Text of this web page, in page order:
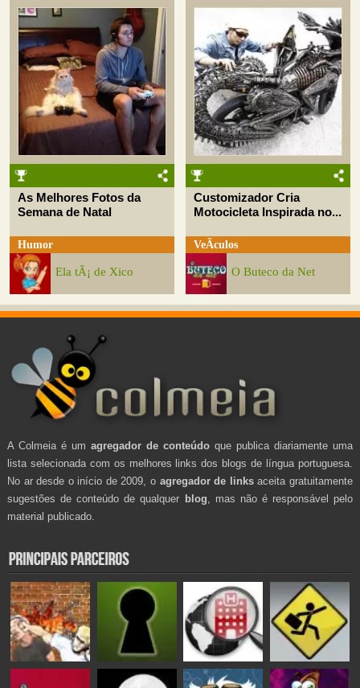
As Melhores Fotos da
Semana de Natal
Humor
Ela tÃ¡ de Xico
Customizador Cria
Motocicleta Inspirada no...
VeÃ­culos
O Buteco da Net
A Colmeia é um agregador de conteúdo que publica diariamente uma
lista selecionada com os melhores links dos blogs de língua portuguesa.
No ar desde o início de 2009, o agregador de linksaceita gratuitamente
sugestões de conteúdo de qualquer blog , mas não é responsável pelo
material publicado.